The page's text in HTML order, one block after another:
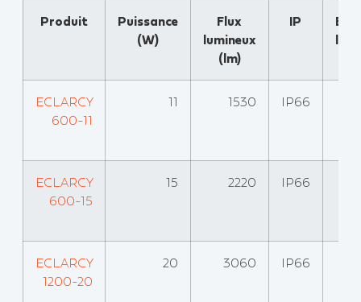
Produit
Puissance
(W)
Flux
lumineux
(lm)
IP
ECLARCY
600-11
11 1530 IP66
ECLARCY
600-15
15 2220 IP66
ECLARCY
1200-20
20 3060 IP66